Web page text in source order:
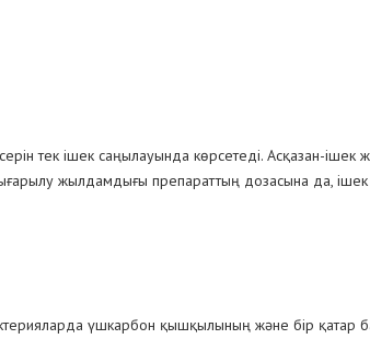
тек ішек саңылауында көрсетеді. Асқазан-ішек
жылдамдығы препараттың дозасына да, ішек
үшкарбон қышқылының және бір қатар